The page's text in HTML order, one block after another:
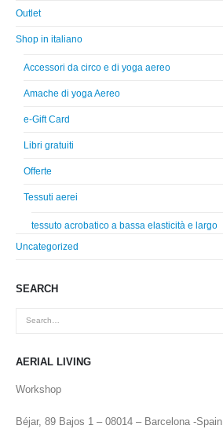
Outlet
Shop in italiano
Accessori da circo e di yoga aereo
Amache di yoga Aereo
e-Gift Card
Libri gratuiti
Offerte
Tessuti aerei
tessuto acrobatico a bassa elasticità e largo
Uncategorized
SEARCH
AERIAL LIVING
Workshop
Béjar, 89 Bajos 1 – 08014 – Barcelona -Spain